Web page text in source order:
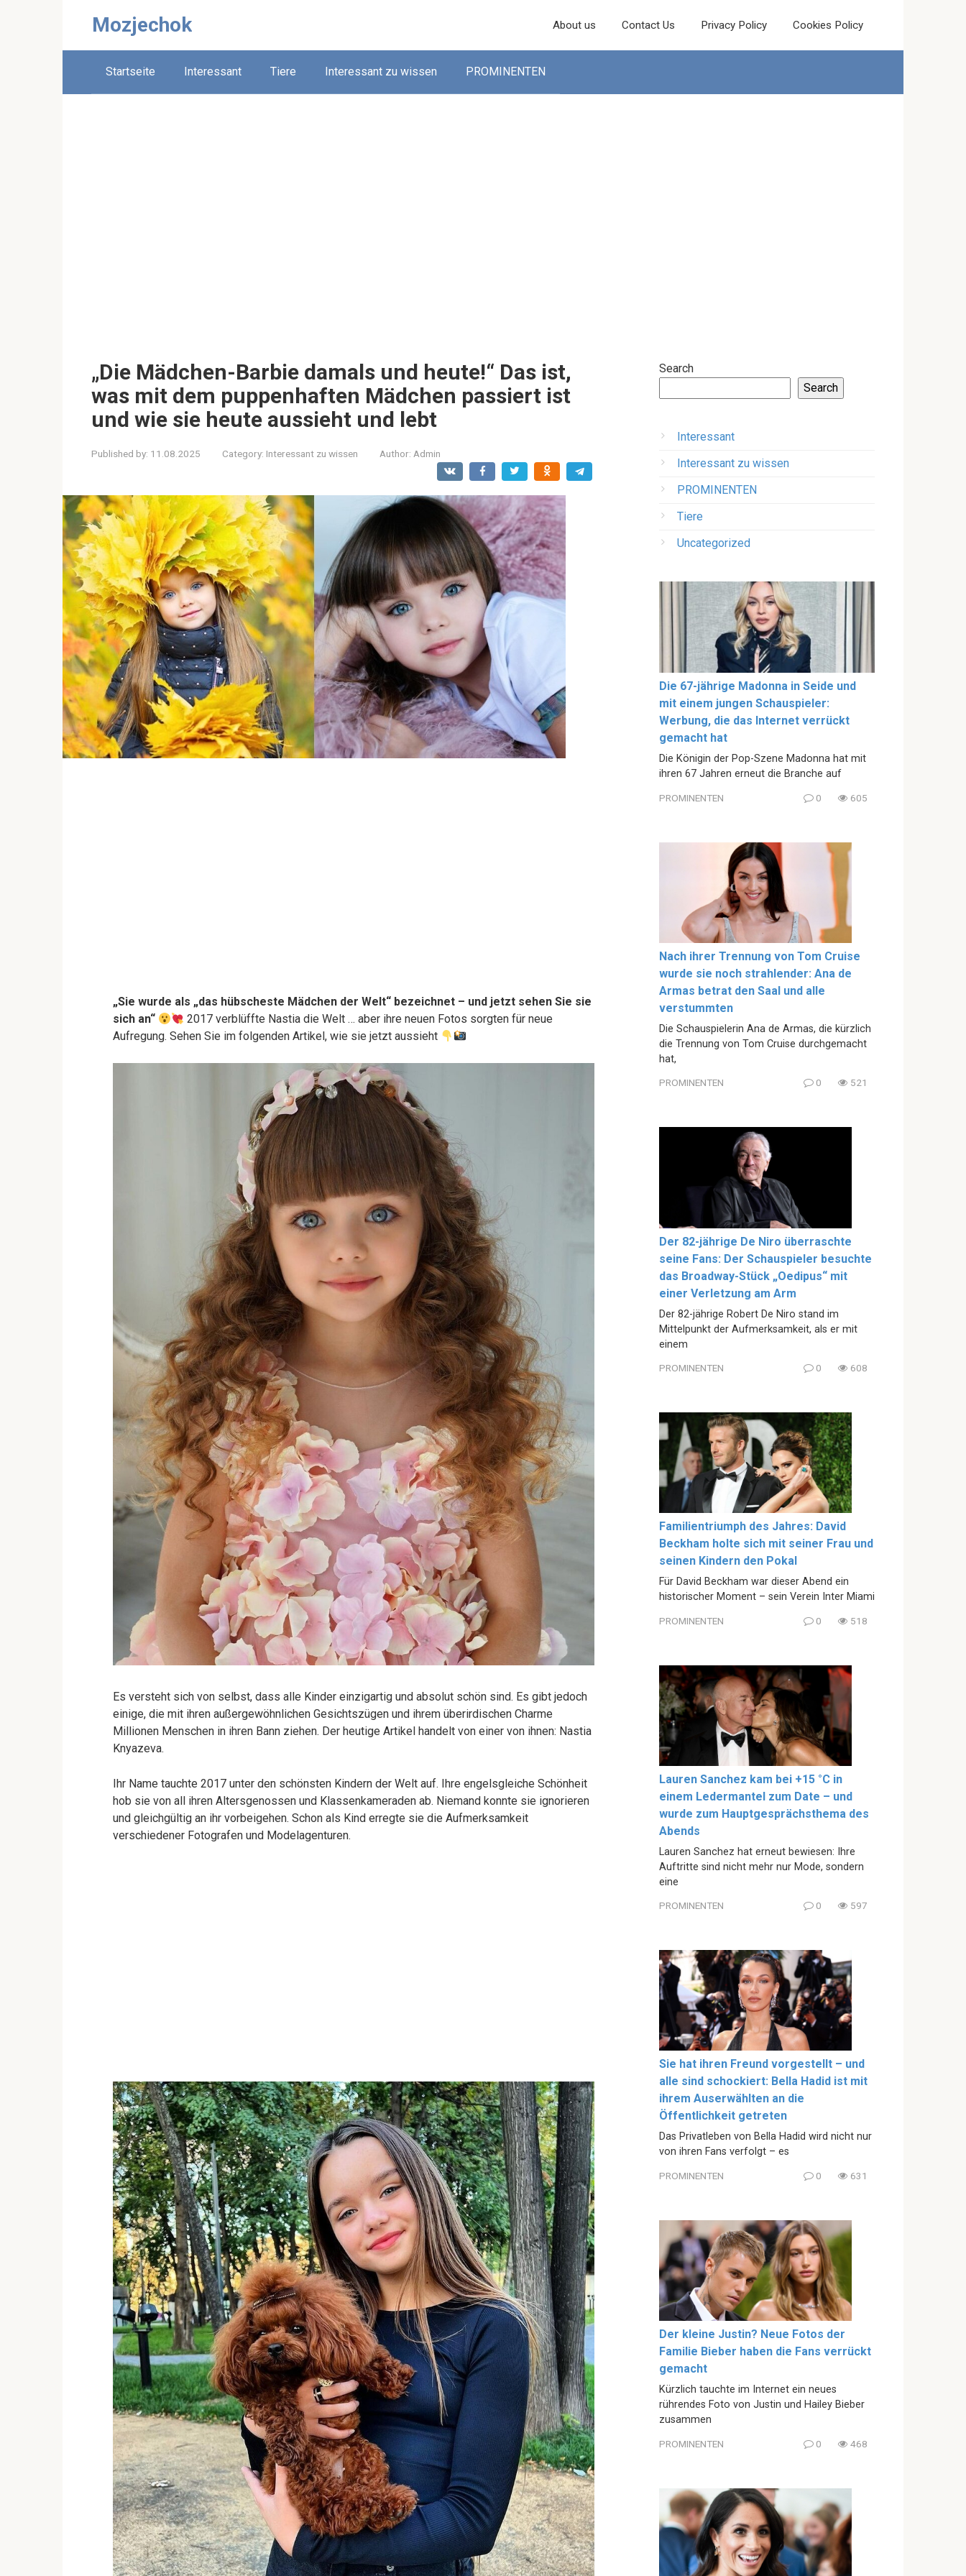
Mozjechok About us Contact Us Privacy Policy Cookies Policy
Startseite Interessant Tiere Interessant zu wissen PROMINENTEN
„Die Mädchen-Barbie damals und heute!“ Das ist,
was mit dem puppenhaften Mädchen passiert ist
und wie sie heute aussieht und lebt
Published by: 11.08.2025 Category: Interessant zu wissen Author: Admin
„Sie wurde als „das hübscheste Mädchen der Welt“ bezeichnet – und jetzt sehen Sie sie
sich an“
2017 verblüffte Nastia die Welt … aber ihre neuen Fotos sorgten für neue
Aufregung. Sehen Sie im folgenden Artikel, wie sie jetzt aussieht
Es versteht sich von selbst, dass alle Kinder einzigartig und absolut schön sind. Es gibt jedoch
einige, die mit ihren außergewöhnlichen Gesichtszügen und ihrem überirdischen Charme
Millionen Menschen in ihren Bann ziehen. Der heutige Artikel handelt von einer von ihnen: Nastia
Knyazeva.
Ihr Name tauchte 2017 unter den schönsten Kindern der Welt auf. Ihre engelsgleiche Schönheit
hob sie von all ihren Altersgenossen und Klassenkameraden ab. Niemand konnte sie ignorieren
und gleichgültig an ihr vorbeigehen. Schon als Kind erregte sie die Aufmerksamkeit
verschiedener Fotografen und Modelagenturen.
Search
Search
Interessant
Interessant zu wissen
PROMINENTEN
Tiere
Uncategorized
Die 67-jährige Madonna in Seide und
mit einem jungen Schauspieler:
Werbung, die das Internet verrückt
gemacht hat
Die Königin der Pop-Szene Madonna hat mit
ihren 67 Jahren erneut die Branche auf
PROMINENTEN 0 605
Nach ihrer Trennung von Tom Cruise
wurde sie noch strahlender: Ana de
Armas betrat den Saal und alle
verstummten
Die Schauspielerin Ana de Armas, die kürzlich
die Trennung von Tom Cruise durchgemacht
hat,
PROMINENTEN 0 521
Der 82-jährige De Niro überraschte
seine Fans: Der Schauspieler besuchte
das Broadway-Stück „Oedipus“ mit
einer Verletzung am Arm
Der 82-jährige Robert De Niro stand im
Mittelpunkt der Aufmerksamkeit, als er mit
einem
PROMINENTEN 0 608
Familientriumph des Jahres: David
Beckham holte sich mit seiner Frau und
seinen Kindern den Pokal
Für David Beckham war dieser Abend ein
historischer Moment – sein Verein Inter Miami
PROMINENTEN 0 518
Lauren Sanchez kam bei +15 °C in
einem Ledermantel zum Date – und
wurde zum Hauptgesprächsthema des
Abends
Lauren Sanchez hat erneut bewiesen: Ihre
Auftritte sind nicht mehr nur Mode, sondern
eine
PROMINENTEN 0 597
Sie hat ihren Freund vorgestellt – und
alle sind schockiert: Bella Hadid ist mit
ihrem Auserwählten an die
Öffentlichkeit getreten
Das Privatleben von Bella Hadid wird nicht nur
von ihren Fans verfolgt – es
PROMINENTEN 0 631
Der kleine Justin? Neue Fotos der
Familie Bieber haben die Fans verrückt
gemacht
Kürzlich tauchte im Internet ein neues
rührendes Foto von Justin und Hailey Bieber
zusammen
PROMINENTEN 0 468